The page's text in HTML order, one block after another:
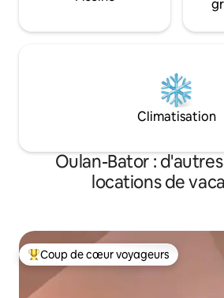
Climatisation
Oulan-Bator :
locations de
Coups de cœur voyageurs les plus
Coup de cœur voyageurs